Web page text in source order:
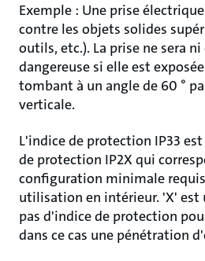
Exemple : Une prise
contre les objets solides
outils, etc.). La prise ne sera
dangereuse si elle est
tombant à un angle de 60 °
verticale.
L'indice de protection IP33
de protection IP2X qui
configuration minimale
utilisation en intérieur. 'X'
pas d'indice de protection
dans ce cas une pénétration